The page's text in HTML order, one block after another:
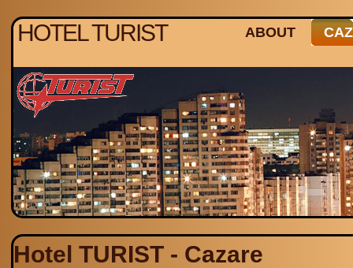
HOTEL TURIST ABOUT
Hotel TURIST - Cazare